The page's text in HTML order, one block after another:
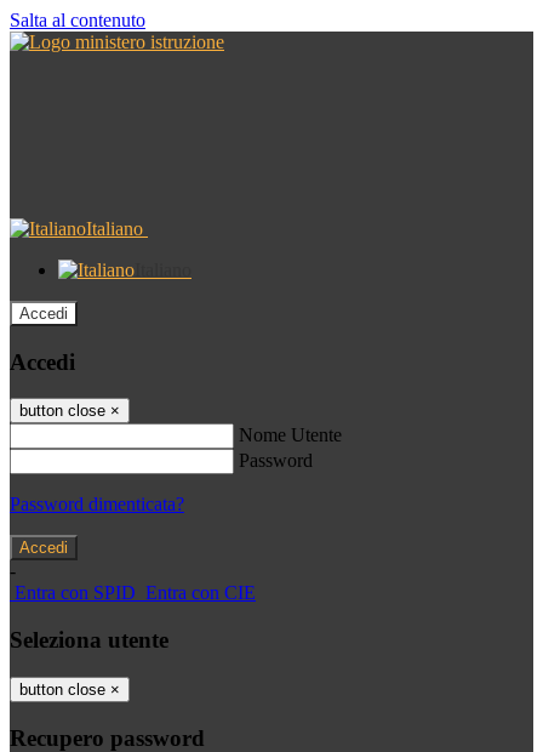
Salta al contenuto
Italiano
Accedi
Accedi
button close ×
Nome Utente
Password
Password dimenticata?
-
Entra con SPID Entra con CIE
Seleziona utente
button close ×
Recupero password